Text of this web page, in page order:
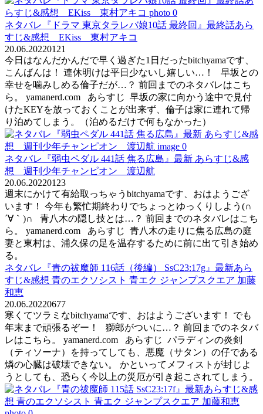
ネタバレ『ドラマ 東京タラレバ娘10話 最終回』最終話あら
すじ&感想 EKiss 東村アキコ
20.06.20220121
今日はなんだかんだで早く過ぎた1日だったbitchyamaです、
こんばんは！ 連休明けは平日少ないし嬉しい…！ 早坂との
幸せを噛みしめる倫子だが…？ 前回までのネタバレはこち
ら。 yamanerd.com あらすじ 早坂の家に向かう途中で見付
けたKEYを放っておくことが出来ず、倫子は家に連れて帰
り泊めてしまう。（泊めるだけで何もなかった）
ネタバレ『弱虫ペダル 441話 焦る広島』最新 あらすじ&感
想 週刊少年チャンピオン 渡辺航
20.06.20220123
週末にかけて有給取っちゃうbitchyamaです、おはようござ
います！ 今年も繁忙期終わりでちょっとゆっくりしよう(∩
´∀｀)∩ 青八木の隠し技とは…？ 前回までのネタバレはこち
ら。 yamanerd.com あらすじ 青八木の走りに焦る広島の庭
妻と東村は、浦久保の足を温存するために前に出て引き始め
る。
ネタバレ『青の祓魔師 116話（後編） SsC23:17g』最新あら
すじ&感想 青のエクソシスト 青エク ジャンプスクエア 加藤
和恵
20.06.20220677
寒くてツラミなbitchyamaです、おはようございます！ でも
年末まで頑張るぞー！ 獅郎がついに…？ 前回までのネタバ
レはこちら。 yamanerd.com あらすじ パラディンの炎剣
（ティソーナ）を持ってしても、悪魔（サタン）の仔である
燐の心臓は破壊できない。 かといってメフィストが封じよ
うとしても、恐らく今以上の災厄が引き起こされてしまう。